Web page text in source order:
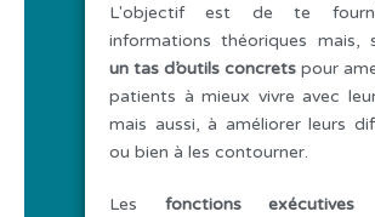
L'objectif est de te
informations théoriques mais,
un tas d’outils concrets pour
patients à mieux vivre avec
mais aussi, à améliorer leurs
ou bien à les contourner.
Les fonctions exécutives